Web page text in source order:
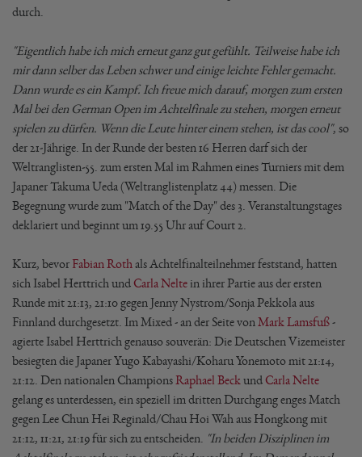
durch.
"Eigentlich habe ich mich erneut ganz gut gefühlt. Teilweise habe ich
mir dann selber das Leben schwer und einige leichte Fehler gemacht.
Dann wurde es ein Kampf. Ich freue mich darauf, morgen zum ersten
Mal bei den German Open im Achtelfinale zu stehen, morgen erneut
spielen zu dürfen. Wenn die Leute hinter einem stehen, ist das cool", so
der 21-Jährige. In der Runde der besten 16 Herren darf sich der
Weltranglisten-55. zum ersten Mal im Rahmen eines Turniers mit dem
Japaner Takuma Ueda (Weltranglistenplatz 44) messen. Die
Begegnung wurde zum "Match of the Day" des 3. Veranstaltungstages
deklariert und beginnt um 19.55 Uhr auf Court 2.
Kurz, bevor Fabian Roth als Achtelfinalteilnehmer feststand, hatten
sich Isabel Herttrich undCarla Nelte in ihrer Partie aus der ersten
Runde mit 21:13, 21:10 gegen Jenny Nystrom/Sonja Pekkola aus
Finnland durchgesetzt. Im Mixed - an der Seite von Mark Lamsfuß-
agierte Isabel Herttrich genauso souverän: Die Deutschen Vizemeister
besiegten die Japaner Yugo Kabayashi/Koharu Yonemoto mit 21:14,
21:12. Den nationalen Champions Raphael Beck undCarla Nelte
gelang es unterdessen, ein speziell im dritten Durchgang enges Match
gegen Lee Chun Hei Reginald/Chau Hoi Wah aus Hongkong mit
21:12, 11:21, 21:19 für sich zu entscheiden.
"In beiden Disziplinen im